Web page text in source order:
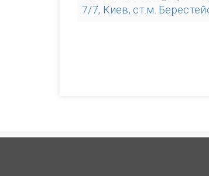
7/7, Киев, ст.м.